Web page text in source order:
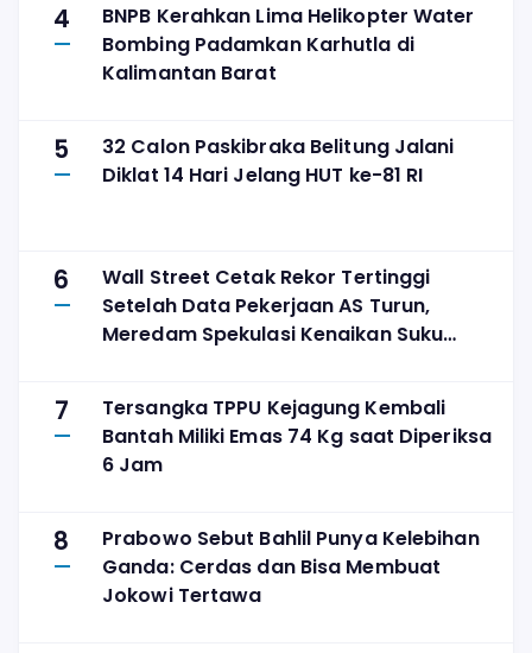
4
BNPB Kerahkan Lima Helikopter Water
Bombing Padamkan Karhutla di
Kalimantan Barat
5
32 Calon Paskibraka Belitung Jalani
Diklat 14 Hari Jelang HUT ke-81 RI
6
Wall Street Cetak Rekor Tertinggi
Setelah Data Pekerjaan AS Turun,
Meredam Spekulasi Kenaikan Suku
7
Tersangka TPPU Kejagung Kembali
Bantah Miliki Emas 74 Kg saat Diperiksa
6 Jam
8
Prabowo Sebut Bahlil Punya Kelebihan
Ganda: Cerdas dan Bisa Membuat
Jokowi Tertawa